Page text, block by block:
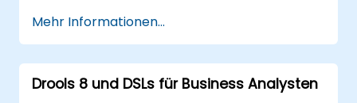
auszuführen.
Drools-Regeln in jBPM-Prozesse zur
dynamischen Entscheidungsfindung zu
integrieren.
Mehr Informationen...
Drools 8 und DSLs für Business Analysten